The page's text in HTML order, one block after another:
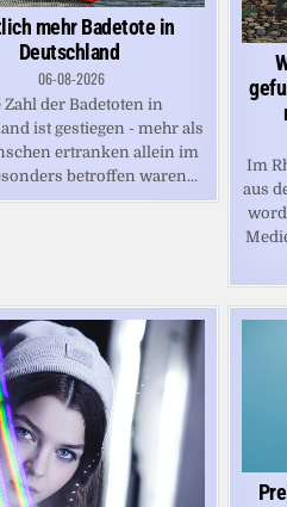
mehr Badetote in
Deutschland
06-08-2026
Zahl der Badetoten in
ist gestiegen - mehr als
ertranken allein im
betroffen waren...
Im
aus